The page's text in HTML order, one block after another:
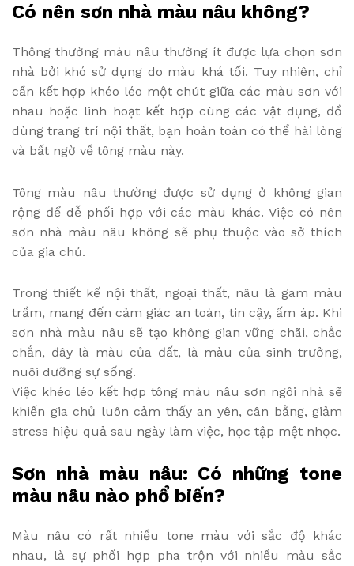
Có nên sơn nhà màu nâu không?
Thông thường màu nâu thường ít được lựa chọn sơn
nhà bởi khó sử dụng do màu khá tối. Tuy nhiên, chỉ
cần kết hợp khéo léo một chút giữa các màu sơn với
nhau hoặc linh hoạt kết hợp cùng các vật dụng, đồ
dùng trang trí nội thất, bạn hoàn toàn có thể hài lòng
và bất ngờ về tông màu này.
Tông màu nâu thường được sử dụng ở không gian
rộng để dễ phối hợp với các màu khác. Việc có nên
sơn nhà màu nâu không sẽ phụ thuộc vào sở thích
của gia chủ.
Trong thiết kế nội thất, ngoại thất, nâu là gam màu
trầm, mang đến cảm giác an toàn, tin cậy, ấm áp. Khi
sơn nhà màu nâu sẽ tạo không gian vững chãi, chắc
chắn, đây là màu của đất, là màu của sinh trưởng,
nuôi dưỡng sự sống.
Việc khéo léo kết hợp tông màu nâu sơn ngôi nhà sẽ
khiến gia chủ luôn cảm thấy an yên, cân bằng, giảm
stress hiệu quả sau ngày làm việc, học tập mệt nhọc.
Sơn nhà màu nâu: Có những tone
màu nâu nào phổ biến?
Màu nâu có rất nhiều tone màu với sắc độ khác
nhau, là sự phối hợp pha trộn với nhiều màu sắc